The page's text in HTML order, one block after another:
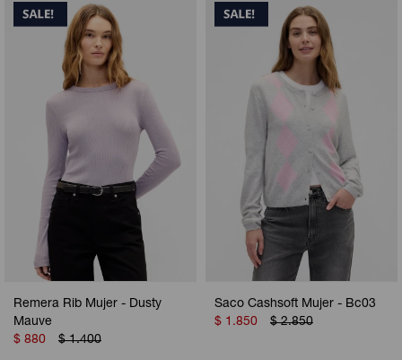
Remera Rib Mujer - Dusty
Mauve
$ 880 $ 1.400
Saco Cashsoft Mujer - Bc03
$ 1.850 $ 2.850